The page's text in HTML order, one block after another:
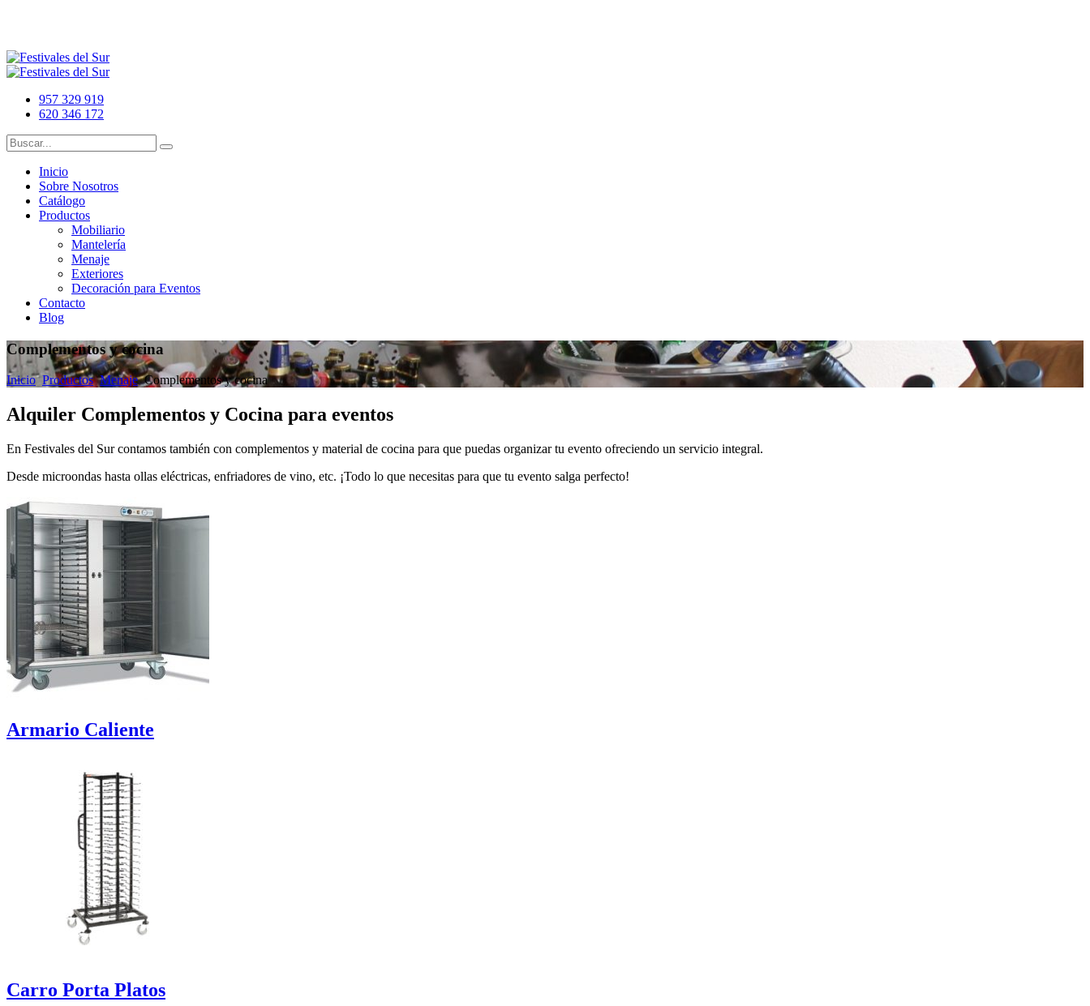
957 329 919
620 346 172
Inicio
Sobre Nosotros
Catálogo
Productos
Mobiliario
Mantelería
Menaje
Exteriores
Decoración para Eventos
Contacto
Blog
Complementos y cocina
Inicio Productos Menaje Complementos y cocina
Alquiler Complementos y Cocina para eventos
En Festivales del Sur contamos también con complementos y material de cocina para que puedas organizar tu evento ofreciendo un servicio integral.
Desde microondas hasta ollas eléctricas, enfriadores de vino, etc. ¡Todo lo que necesitas para que tu evento salga perfecto!
Armario Caliente
Carro Porta Platos